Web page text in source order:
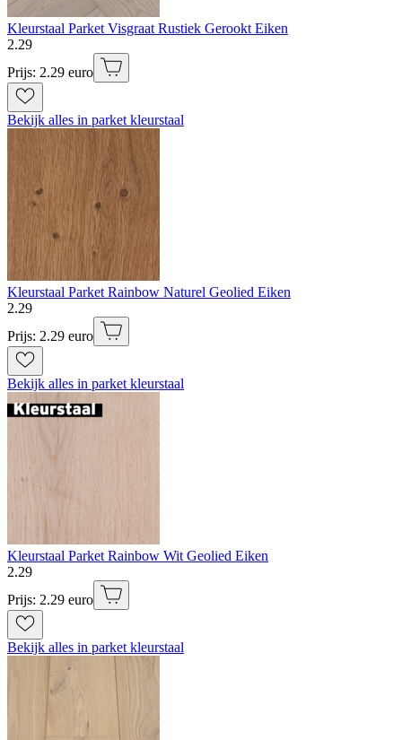
Kleurstaal Parket Visgraat Rustiek Gerookt Eiken
2.29
Prijs: 2.29 euro
Bekijk alles in parket kleurstaal
Kleurstaal Parket Rainbow Naturel Geolied Eiken
2.29
Prijs: 2.29 euro
Bekijk alles in parket kleurstaal
Kleurstaal Parket Rainbow Wit Geolied Eiken
2.29
Prijs: 2.29 euro
Bekijk alles in parket kleurstaal